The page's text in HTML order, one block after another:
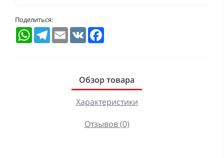
Поделиться:
WhatsAppTelegramEmail VK
Обзор товара
Характеристики
Отзывов (0)